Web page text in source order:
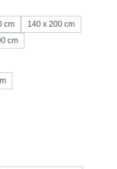
cm
140 x 200 cm
cm